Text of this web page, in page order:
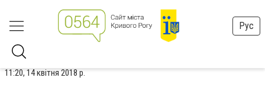
Рус
11:20, 14 квітня 2018 р.